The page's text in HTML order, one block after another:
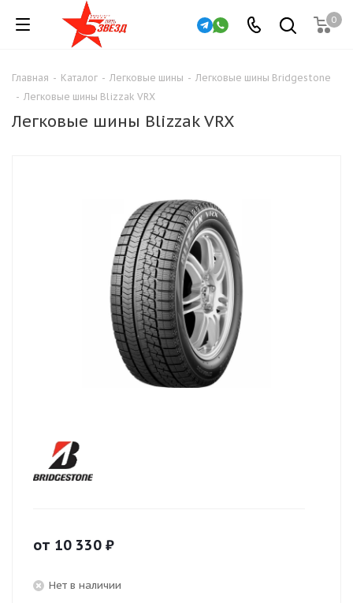
0
Главная - Каталог - Легковые шины - Легковые шины Bridgestone
- Легковые шины Blizzak VRX
Легковые шины Blizzak VRX
от 10 330 ₽
Нет в наличии